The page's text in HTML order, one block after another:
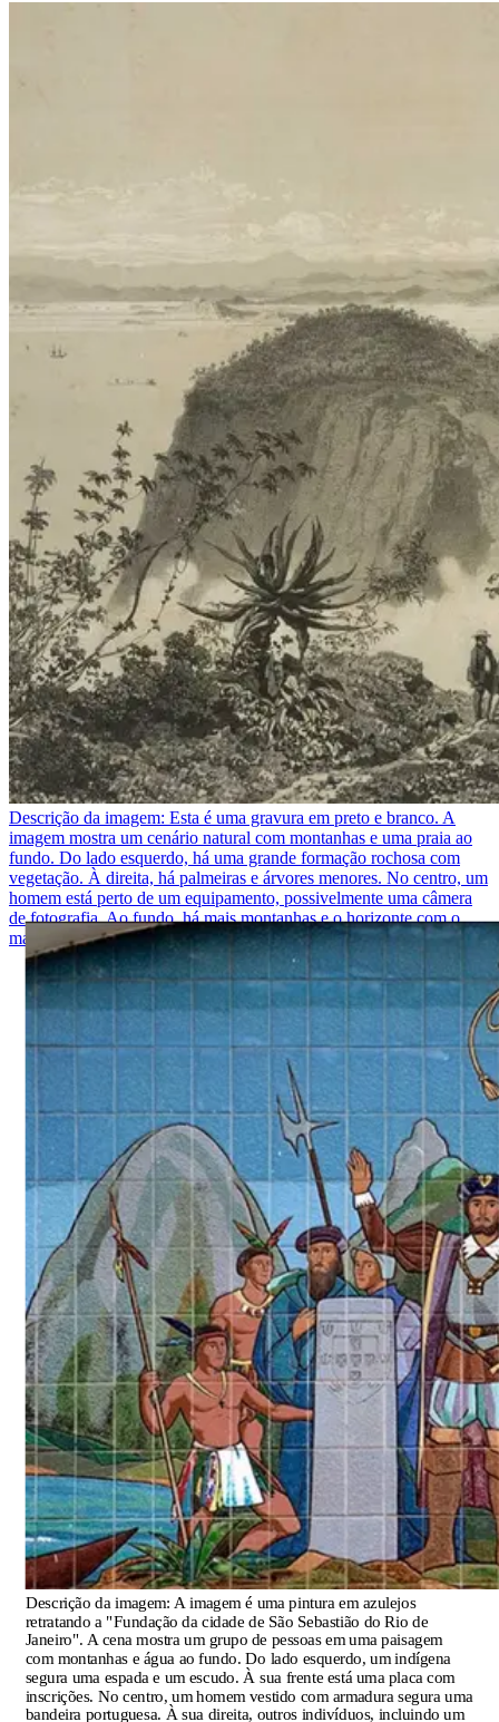
Descrição da imagem: Esta é uma gravura em preto e branco. A
imagem mostra um cenário natural com montanhas e uma praia ao
fundo. Do lado esquerdo, há uma grande formação rochosa com
vegetação. À direita, há palmeiras e árvores menores. No centro, um
homem está perto de um equipamento, possivelmente uma câmera
de fotografia. Ao fundo, há mais montanhas e o horizonte com o
mar.
Descrição da imagem: A imagem é uma pintura em azulejos
retratando a "Fundação da cidade de São Sebastião do Rio de
Janeiro". A cena mostra um grupo de pessoas em uma paisagem
com montanhas e água ao fundo. Do lado esquerdo, um indígena
segura uma espada e um escudo. À sua frente está uma placa com
inscrições. No centro, um homem vestido com armadura segura uma
bandeira portuguesa. À sua direita, outros indivíduos, incluindo um